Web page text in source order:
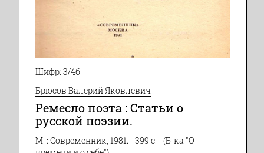
Шифр: 3/4б
Брюсов Валерий Яковлевич
Ремесло поэта : Статьи о
русской поэзии.
М. : Современник, 1981. - 399 с. - (Б-ка "О